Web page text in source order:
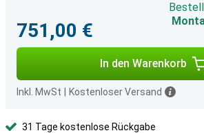
751,00 €
In den Warenkorb
Inkl. MwSt Kostenloser Versand
31 Tage kostenlose Rückgabe